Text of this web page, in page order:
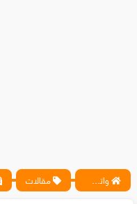
واتس آب ، فيسبوك ، أنترنت ، شروحات تقنية حصرية - المحترف مقالات